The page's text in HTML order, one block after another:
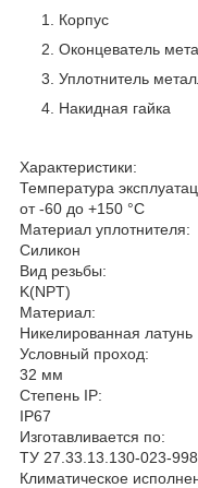
Корпус
Оконцеватель
Уплотнитель
Накидная гайка
Характеристики:
Температура
от -60 до +150 °С
Материал уплотнителя:
Силикон
Вид резьбы:
K(NPT)
Материал:
Никелированная латунь
Условный проход:
32 мм
Степень IP:
IP67
Изготавливается по:
ТУ 27.33.13.130-023-
Климатическое